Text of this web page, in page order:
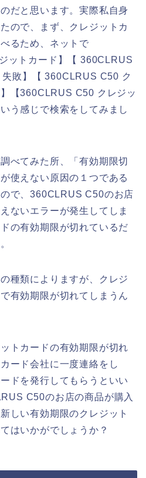
だと思います。実際私自身
ので、まず、クレジットカ
るため、ネットで
ットカード】【 360CLRUS
敗】【 360CLRUS C50 ク
【360CLRUS C50 クレジッ
う感じで検索をしてみまし
べてみた所、「有効期限切
使えない原因の１つである
で、360CLRUS C50のお店
ないエラーが発生してしま
の有効期限が切れているだ
種類によりますが、クレジ
有効期限が切れてしまうん
トカードの有効期限が切れ
ード会社に一度連絡をし
ドを発行してもらうといい
C50のお店の商品が購入
しい有効期限のクレジット
はいかがでしょうか？